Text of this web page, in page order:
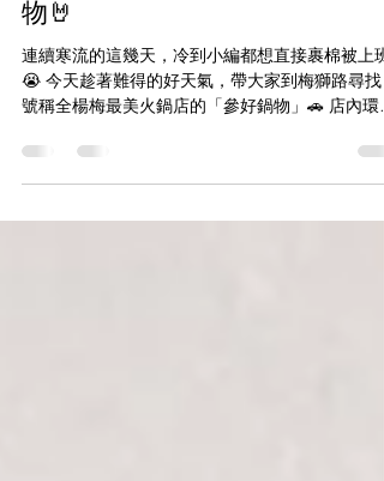
【大楊梅食記】手搖配吃最美鍋
物🤘
連續寒流的這幾天，冷到小編都想直接裹棉被上
號稱全楊梅最美火鍋店的「參好鍋物」🚗 店內環境
明亮整潔，連油漆顏色都選得很可愛，光看裝潢完